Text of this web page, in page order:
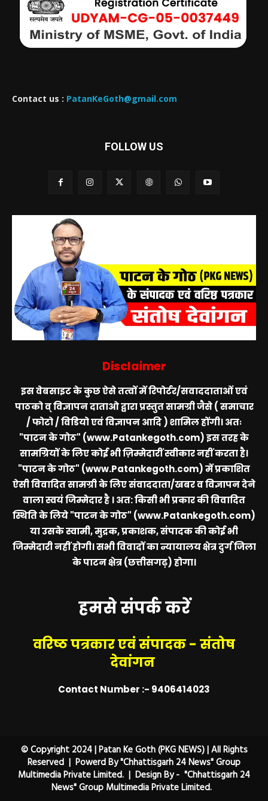
Contact us : PatanKeGoth@gmail.com
FOLLOW US
Disclaimer
इस वेबसाइट के कुछ ऐसे तत्वों में रिपोर्टर/सवाददाताओं एवं
पाठको व् विज्ञापन दाताओ द्वारा प्रस्तुत सामग्री जैसे ( समाचार
/ फोटो / विडियो एवं विज्ञापन आदि ) शामिल होंगी। अतः
"पाटन के गोठ" (www.Patankegoth.com)इस तरह के
सामग्रियों के लिए कोई भी ज़िम्मेदारीं स्वीकार नहीं करता है।
"पाटन के गोठ" (www.Patankegoth.com)में प्रकाशित
ऐसी विवादित सामग्री के लिए संवाददाता/खबर व विज्ञापन देने
वाला स्वयं जिम्मेदार है । अत: किसी भी प्रकार की विवादित
स्थिति के लिये"पाटन के गोठ" (www.Patankegoth.com)
या उसके स्वामी, मुद्रक, प्रकाशक, संपादक की कोई भी
जिम्मेदारी नहीं होगी। सभी विवादों का न्यायालय क्षेत्र दुर्ग जिला
के पाटन क्षेत्र (छत्तीसगढ़) होगा।
हमसे संपर्क करें
वरिष्ठ पत्रकार एवं संपादक - संतोष
देवांगन
Contact Number :- 9406414023
© Copyright 2024 | Patan Ke Goth (PKG NEWS) | All Rights
Reserved | Powerd By "Chhattisgarh 24 News" Group
Multimedia Private Limited. | Design By - "Chhattisgarh 24
News" Group Multimedia Private Limited.